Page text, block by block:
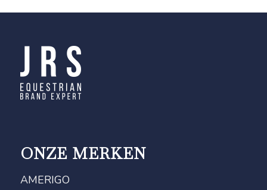
ONZE MERKEN
AMERIGO